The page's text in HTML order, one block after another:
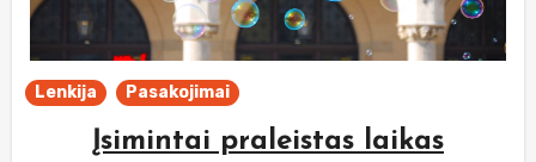
Lenkija Pasakojimai
Įsimintai praleistas laikas